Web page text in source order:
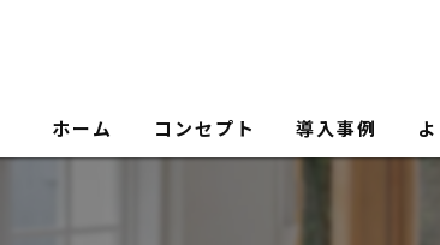
ホーム コンセプト 導入事例